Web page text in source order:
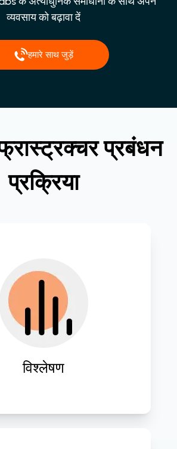
व्यवसाय को बढ़ावा दें
हमारे साथ जुड़ें
प्रबंधन
प्रक्रिया
विश्लेषण
लेने में मार्गदर्शन हेतु आईटी अवसरों
की पहचान करने हेतु व्यापक
मूल्यांकन करें।